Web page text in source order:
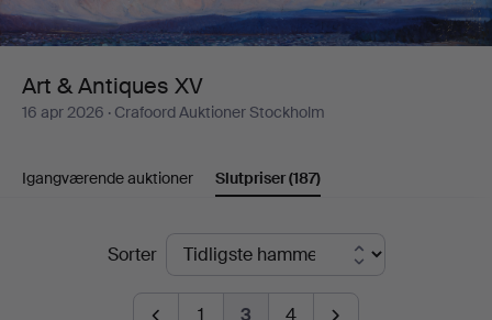
Art & Antiques XV
16 apr 2026 · Crafoord Auktioner Stockholm
Igangværende auktioner Slutpriser(187)
SlutpriserSorter